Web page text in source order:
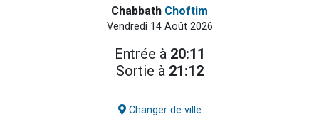
Chabbath Choftim
Vendredi 14 Août 2026
Entrée à 20:11
Sortie à 21:12
Changer de ville